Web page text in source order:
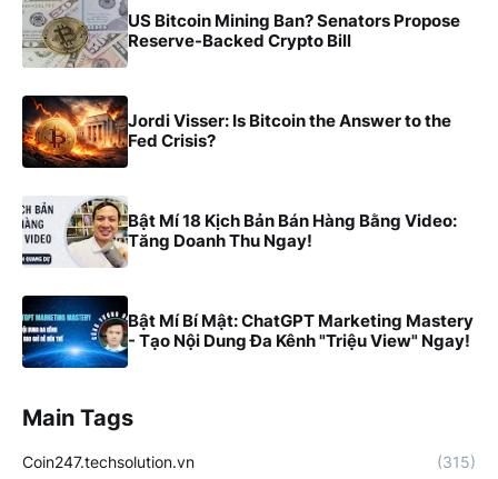
US Bitcoin Mining Ban? Senators Propose
Reserve-Backed Crypto Bill
Jordi Visser: Is Bitcoin the Answer to the
Fed Crisis?
Bật Mí 18 Kịch Bản Bán Hàng Bằng Video:
Tăng Doanh Thu Ngay!
Bật Mí Bí Mật: ChatGPT Marketing Mastery
- Tạo Nội Dung Đa Kênh "Triệu View" Ngay!
Main Tags
Coin247.techsolution.vn (315)